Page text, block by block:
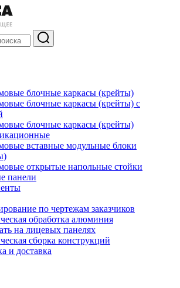
блочные каркасы (крейты)
блочные каркасы (крейты) с
блочные каркасы (крейты)
вставные модульные блоки
открытые напольные стойки
панели
по чертежам заказчиков
обработка алюминия
на лицевых панелях
сборка конструкций
и доставка